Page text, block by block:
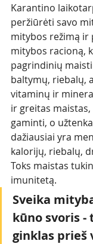
Karantino
peržiūrėti savo
mitybos režimą ir
mitybos racioną,
pagrindinių
baltymų, riebalų,
vitaminų ir
ir greitas
gaminti, o
dažiausiai yra
kalorijų, riebalų,
Toks maistas
imunitetą.
Sveika
kūno svoris
ginklas prieš